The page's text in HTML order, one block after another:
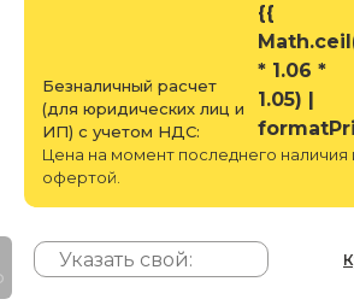
Безналичный расчет
(для юридических лиц и
ИП) с учетом НДС:
{{
* 1.06 *
1.05) |
Цена на момент последнего наличия
офертой.